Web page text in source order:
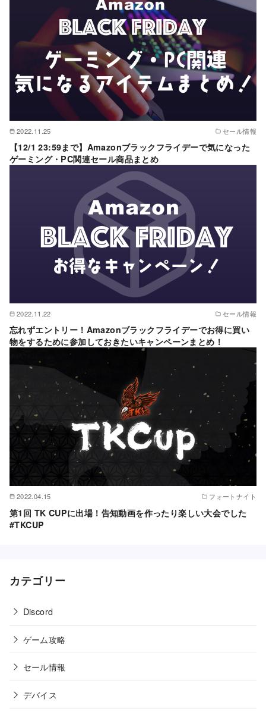
2022.11.25 セール情報
【12/1 23:59まで】Amazonブラックフライデーで気になった
ゲーミング・PC関連セール商品まとめ
2022.11.22 セール情報
忘れずエントリー！Amazonブラックフライデーでお得に買い
物をするために参加しておきたいキャンペーンまとめ！
2022.04.15 フォートナイト
第1回 TK CUPに出場！告知動画を作ったり楽しい大会でした
#TKCUP
カテゴリー
Discord
ゲーム攻略
セール情報
デバイス